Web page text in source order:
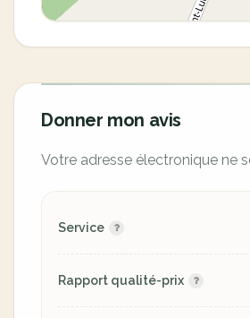
Donner mon avis
Votre adresse électronique ne
Service
Rapport qualité-prix